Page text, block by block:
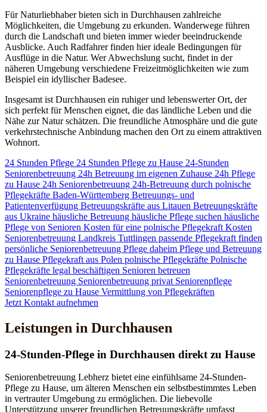
Für Naturliebhaber bieten sich in Durchhausen zahlreiche
Möglichkeiten, die Umgebung zu erkunden. Wanderwege führen
durch die Landschaft und bieten immer wieder beeindruckende
Ausblicke. Auch Radfahrer finden hier ideale Bedingungen für
Ausflüge in die Natur. Wer Abwechslung sucht, findet in der
näheren Umgebung verschiedene Freizeitmöglichkeiten wie zum
Beispiel ein idyllischer Badesee.
Insgesamt ist Durchhausen ein ruhiger und lebenswerter Ort, der
sich perfekt für Menschen eignet, die das ländliche Leben und die
Nähe zur Natur schätzen. Die freundliche Atmosphäre und die gute
verkehrstechnische Anbindung machen den Ort zu einem attraktiven
Wohnort.
24 Stunden Pflege 24 Stunden Pflege zu Hause 24-Stunden
Seniorenbetreuung 24h Betreuung im eigenen Zuhause 24h Pflege
zu Hause 24h Seniorenbetreuung 24h-Betreuung durch polnische
Pflegekräfte Baden-Württemberg Betreuungs- und
Patientenverfügung Betreuungskräfte aus Litauen Betreuungskräfte
aus Ukraine häusliche Betreuung häusliche Pflege suchen häusliche
Pflege von Senioren Kosten für eine polnische Pflegekraft Kosten
Seniorenbetreuung Landkreis Tuttlingen passende Pflegekraft finden
persönliche Seniorenbetreuung Pflege daheim Pflege und Betreuung
zu Hause Pflegekraft aus Polen polnische Pflegekräfte Polnische
Pflegekräfte legal beschäftigen Senioren betreuen
Seniorenbetreuung Seniorenbetreuung privat Seniorenpflege
Seniorenpflege zu Hause Vermittlung von Pflegekräften
Jetzt Kontakt aufnehmen
Leistungen in Durchhausen
24-Stunden-Pflege in Durchhausen direkt zu Hause
Seniorenbetreuung Lebherz bietet eine einfühlsame 24-Stunden-
Pflege zu Hause, um älteren Menschen ein selbstbestimmtes Leben
in vertrauter Umgebung zu ermöglichen. Die liebevolle
Unterstützung unserer freundlichen Betreuungskräfte umfasst